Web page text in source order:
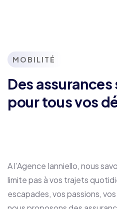
MOBILITÉ
Des
pour tous vos
A l’Agence Ianniello, nous
limite pas à vos trajets
escapades, vos passions,